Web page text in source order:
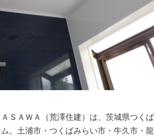
ＳＡＷＡ（荒澤住建）は、茨城県つく
。土浦市・つくばみらい市・牛久市・